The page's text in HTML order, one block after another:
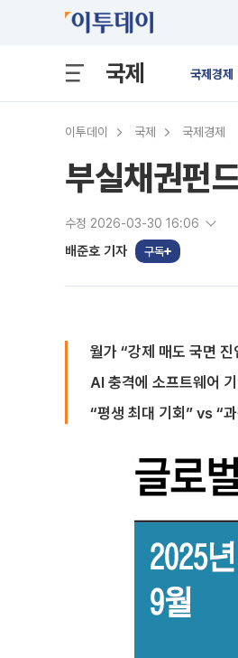
국제 국제경제
이투데이 국제 국제경제
부실채권펀
수정 2026-03-30 16:06
배준호 기자 구독
월가 “강제 매도 국면 진
AI 충격에 소프트웨어
“평생 최대 기회” vs “